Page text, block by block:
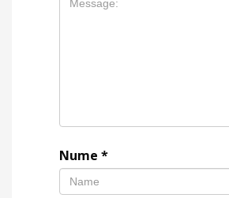
Nume *